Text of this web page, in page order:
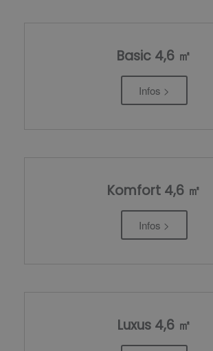
Basic 4,6 ㎡
Infos >
Komfort 4,6 ㎡
Infos >
Luxus 4,6 ㎡